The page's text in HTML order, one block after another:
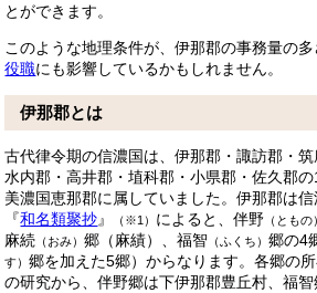
とができます。
このような地理条件が、伊那郡の事務量の
役職にも影響しているかもしれません。
伊那郡とは
古代律令期の信濃国は、伊那郡・諏訪郡・筑
水内郡・高井郡・埴科郡・小県郡・佐久郡
美濃国恵那郡に属していました。伊那郡は信
『和名類聚抄』 （※1） によると、伴野 （ともの
麻続 （おみ）郷（麻績）、福智 （ふくち）郷の4
す）郷を加えた5郷）からなります。各郷の
の研究から、伴野郷は下伊那郡豊丘村、福